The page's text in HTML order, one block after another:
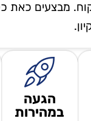
מבצעים כאת
הגעה
במהירות